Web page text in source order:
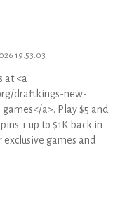
19:53:03
at <a
draftkings-new-
a>. Play $5 and
+ up to $1K back in
exclusive games and